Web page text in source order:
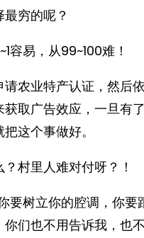
穷的呢？
容易，从99~100难！
请农业特产认证，然后
获取广告效应，一旦有
这个事做好。
村里人难对付呀？！
要树立你的腔调，你
你们也不用告诉我，也